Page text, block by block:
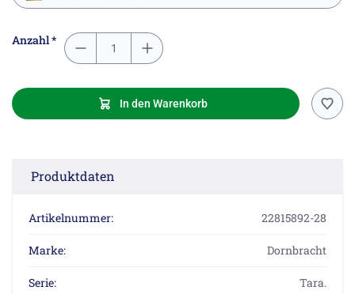
Anzahl *
In den Warenkorb
Produktdaten
Artikelnummer: 22815892-28
Marke: Dornbracht
Serie: Tara.